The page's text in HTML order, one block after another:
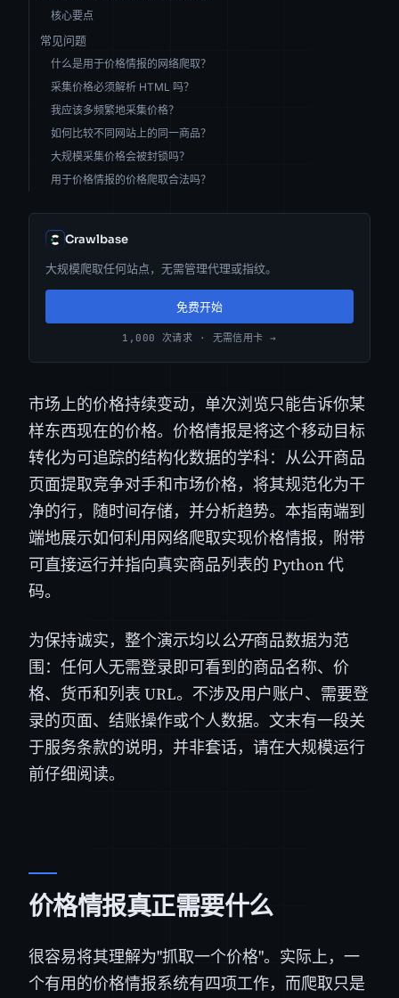
核心要点
常见问题
什么是用于价格情报的网络爬取？
采集价格必须解析 HTML 吗？
我应该多频繁地采集价格？
如何比较不同网站上的同一商品？
大规模采集价格会被封锁吗？
用于价格情报的价格爬取合法吗？
Crawlbase
大规模爬取任何站点，无需管理代理或指纹。
免费开始
1,000 次请求 · 无需信用卡 →
市场上的价格持续变动，单次浏览只能告诉你某
样东西现在的价格。价格情报是将这个移动目标
转化为可追踪的结构化数据的学科：从公开商品
页面提取竞争对手和市场价格，将其规范化为干
净的行，随时间存储，并分析趋势。本指南端到
端地展示如何利用网络爬取实现价格情报，附带
可直接运行并指向真实商品列表的 Python 代
码。
为保持诚实，整个演示均以公开商品数据为范
围：任何人无需登录即可看到的商品名称、价
格、货币和列表 URL。不涉及用户账户、需要登
录的页面、结账操作或个人数据。文末有一段关
于服务条款的说明，并非套话，请在大规模运行
前仔细阅读。
价格情报真正需要什么
很容易将其理解为"抓取一个价格"。实际上，一
个有用的价格情报系统有四项工作，而爬取只是